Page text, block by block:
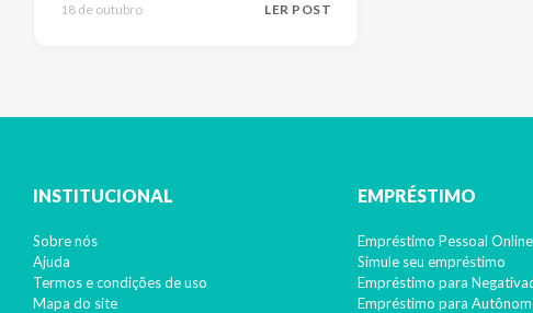
18 de outubro LER POST
INSTITUCIONAL
Sobre nós
Ajuda
Termos e condições de uso
Mapa do site
EMPRÉSTIMO
Empréstimo Pessoal Online
Simule seu empréstimo
Empréstimo para
Empréstimo para